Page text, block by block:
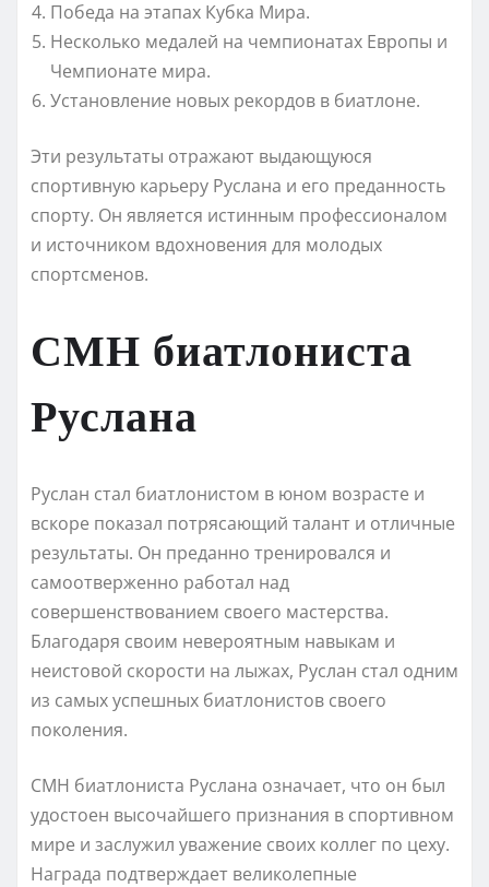
Победа на этапах Кубка Мира.
Несколько медалей на чемпионатах Европы и
Чемпионате мира.
Установление новых рекордов в биатлоне.
Эти результаты отражают выдающуюся
спортивную карьеру Руслана и его преданность
спорту. Он является истинным профессионалом
и источником вдохновения для молодых
спортсменов.
СМН биатлониста
Руслана
Руслан стал биатлонистом в юном возрасте и
вскоре показал потрясающий талант и отличные
результаты. Он преданно тренировался и
самоотверженно работал над
совершенствованием своего мастерства.
Благодаря своим невероятным навыкам и
неистовой скорости на лыжах, Руслан стал одним
из самых успешных биатлонистов своего
поколения.
СМН биатлониста Руслана означает, что он был
удостоен высочайшего признания в спортивном
мире и заслужил уважение своих коллег по цеху.
Награда подтверждает великолепные